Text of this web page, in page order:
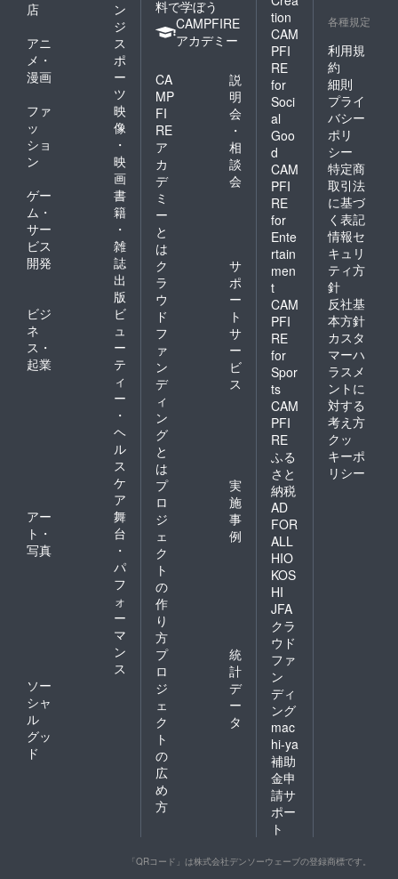
店
ン
ジ
アニ
メ・
漫画
ス
ポ
ー
ツ
ファ
ッ
ショ
ン
映
像
・
映
画
ゲー
ム・
サー
ビス
開発
書
籍
・
雑
誌
出
版
ビジ
ネ
ス・
起業
ビ
ュ
ー
テ
ィ
ー
・
ヘ
ル
ス
ケ
ア
アー
ト・
写真
舞
台
・
パ
フ
ォ
ー
マ
ン
ス
ソー
シャ
ル
グッ
ド
料で学ぼう
CAMPFIRE
アカデミー
CA
MP
FI
RE
ア
カ
デ
ミ
ー
と
は
説
明
会
・
相
談
会
ク
ラ
ウ
ド
フ
ァ
ン
デ
ィ
ン
グ
と
は
サ
ポ
ー
ト
サ
ー
ビ
ス
プ
ロ
ジ
ェ
ク
ト
の
作
り
方
実
施
事
例
プ
ロ
ジ
ェ
ク
ト
の
広
め
方
統
計
デ
ー
タ
tion
CAM
PFI
RE
for
Soci
al
Goo
d
CAM
PFI
RE
for
Ente
rtain
men
t
CAM
PFI
RE
for
Spor
ts
CAM
PFI
RE
ふる
さと
納税
AD
FOR
ALL
HIO
KOS
HI
JFA
クラ
ウド
ファ
ン
ディ
ング
mac
hi-ya
補助
金申
請サ
ポー
ト
各種規定
利用規
約
細則
プライ
バシー
ポリ
シー
特定商
取引法
に基づ
く表記
情報セ
キュリ
ティ方
針
反社基
本方針
カスタ
マーハ
ラスメ
ントに
対する
考え方
クッ
キーポ
リシー
「QRコード」は株式会社デンソーウェーブの登録商標です。